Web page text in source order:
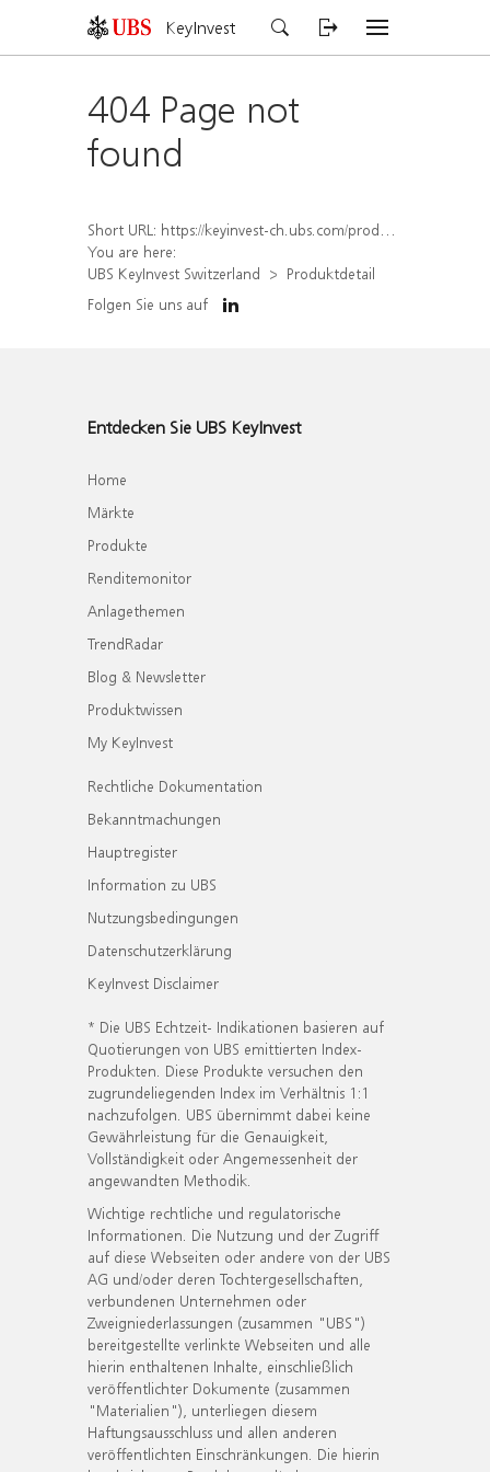
KeyInvest
404 Page not
found
Short URL: https://keyinvest-ch.ubs.com/produkt/detail/index/isin/CH1570358189
You are here:
UBS KeyInvest Switzerland
Produktdetail
Folgen Sie uns auf
Entdecken Sie UBS KeyInvest
Home
Märkte
Produkte
Renditemonitor
Anlagethemen
TrendRadar
Blog & Newsletter
Produktwissen
My KeyInvest
Rechtliche Dokumentation
Bekanntmachungen
Hauptregister
Information zu UBS
Nutzungsbedingungen
Datenschutzerklärung
KeyInvest Disclaimer
* Die UBS Echtzeit- Indikationen basieren auf
Quotierungen von UBS emittierten Index-
Produkten. Diese Produkte versuchen den
zugrundeliegenden Index im Verhältnis 1:1
nachzufolgen. UBS übernimmt dabei keine
Gewährleistung für die Genauigkeit,
Vollständigkeit oder Angemessenheit der
angewandten Methodik.
Wichtige rechtliche und regulatorische
Informationen. Die Nutzung und der Zugriff
auf diese Webseiten oder andere von der UBS
AG und/oder deren Tochtergesellschaften,
verbundenen Unternehmen oder
Zweigniederlassungen (zusammen "UBS")
bereitgestellte verlinkte Webseiten und alle
hierin enthaltenen Inhalte, einschließlich
veröffentlichter Dokumente (zusammen
"Materialien"), unterliegen diesem
Haftungsausschluss und allen anderen
veröffentlichten Einschränkungen. Die hierin